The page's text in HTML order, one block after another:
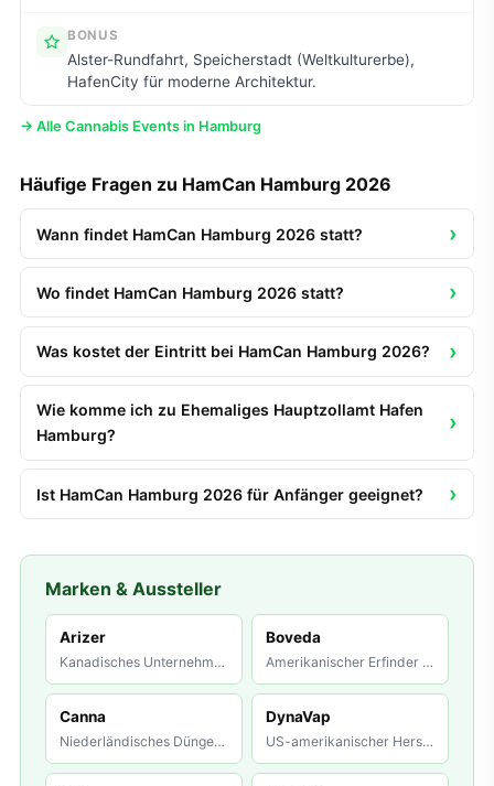
BONUS
Alster-Rundfahrt, Speicherstadt (Weltkulturerbe),
HafenCity für moderne Architektur.
→ Alle Cannabis Events in Hamburg
Häufige Fragen zu HamCan Hamburg 2026
Wann findet HamCan Hamburg 2026 statt?
Wo findet HamCan Hamburg 2026 statt?
Was kostet der Eintritt bei HamCan Hamburg 2026?
Wie komme ich zu Ehemaliges Hauptzollamt Hafen
Hamburg?
Ist HamCan Hamburg 2026 für Anfänger geeignet?
Marken & Aussteller
Arizer
Kanadisches Unternehmen, bekannt für robuste Dual-Use-Vapori
Boveda
Amerikanischer Erfinder der Zwei-Wege-Feuchtigkeitsregelung.
Canna
Niederländisches Dünger-Unternehmen, 1984 gegründet. Canna g
DynaVap
US-amerikanischer Hersteller des gleichnamigen thermo-mechan